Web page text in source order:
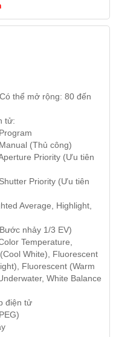
thể mở rộng: 80 đến
tử:
(Thủ công)
Priority (Ưu tiên
Priority (Ưu tiên
Average, Highlight,
nhảy 1/3 EV)
Temperature,
White), Fluorescent
Fluorescent (Warm
White Balance
điện tử